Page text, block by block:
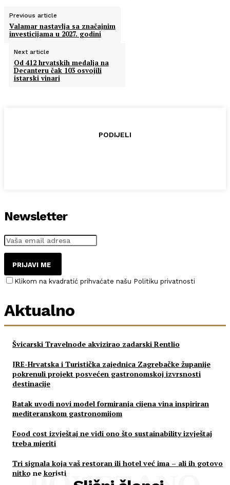
Previous article
Valamar nastavlja sa značajnim
investicijama u 2027. godini
Next article
Od 412 hrvatskih medalja na
Decanteru čak 103 osvojili
istarski vinari
PODIJELI
Newsletter
PRIJAVI ME
Klikom na kvadratić prihvaćate našu Politiku privatnosti
Aktualno
Švicarski Travelnode akvizirao zadarski Rentlio
JRE-Hrvatska i Turistička zajednica Zagrebačke županije
pokrenuli projekt posvećen gastronomskoj izvrsnosti
destinacije
Batak uvodi novi model formiranja cijena vina inspiriran
mediteranskom gastronomijom
Food cost izvještaj ne vidi ono što sustainability izvještaj
treba mjeriti
Tri signala koja vaš restoran ili hotel već ima – ali ih gotovo
nitko ne koristi